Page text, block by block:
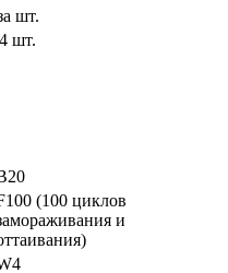
шт.
шт.
(100 циклов
и